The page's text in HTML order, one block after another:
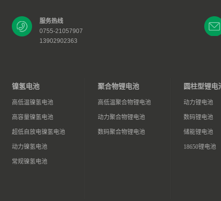
服务热线
0755-21057907
13902902363
镍氢电池
高低温镍氢电池
高容量镍氢电池
超低自放电镍氢电池
动力镍氢电池
常规镍氢电池
聚合物锂电池
高低温聚合物锂电池
动力聚合物锂电池
数码聚合物锂电池
圆柱型锂电
动力锂电池
数码锂电池
储能锂电池
18650锂电池